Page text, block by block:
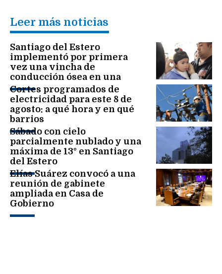
Leer más noticias
Santiago del Estero
implementó por primera
vez una vincha de
conducción ósea en una
niña
Cortes programados de
electricidad para este 8 de
agosto: a qué hora y en qué
barrios
Sábado con cielo
parcialmente nublado y una
máxima de 13° en Santiago
del Estero
Elías Suárez convocó a una
reunión de gabinete
ampliada en Casa de
Gobierno